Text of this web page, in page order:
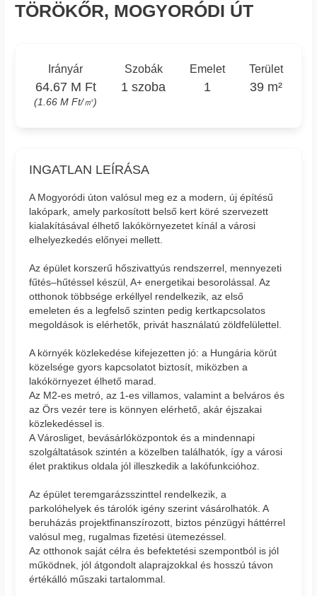
TÖRÖKŐR, MOGYORÓDI ÚT
Irányár
64.67 M Ft
(1.66 M Ft/㎡)
Szobák
1 szoba
Emelet
1
Terület
39 m²
INGATLAN LEÍRÁSA
A Mogyoródi úton valósul meg ez a modern, új építésű
lakópark, amely parkosított belső kert köré szervezett
kialakításával élhető lakókörnyezetet kínál a városi
elhelyezkedés előnyei mellett.
Az épület korszerű hőszivattyús rendszerrel, mennyezeti
fűtés–hűtéssel készül, A+ energetikai besorolással. Az
otthonok többsége erkéllyel rendelkezik, az első
emeleten és a legfelső szinten pedig kertkapcsolatos
megoldások is elérhetők, privát használatú zöldfelülettel.
A környék közlekedése kifejezetten jó: a Hungária körút
közelsége gyors kapcsolatot biztosít, miközben a
lakókörnyezet élhető marad.
Az M2-es metró, az 1-es villamos, valamint a belváros és
az Örs vezér tere is könnyen elérhető, akár éjszakai
közlekedéssel is.
A Városliget, bevásárlóközpontok és a mindennapi
szolgáltatások szintén a közelben találhatók, így a városi
élet praktikus oldala jól illeszkedik a lakófunkcióhoz.
Az épület teremgarázsszinttel rendelkezik, a
parkolóhelyek és tárolók igény szerint vásárolhatók. A
beruházás projektfinanszírozott, biztos pénzügyi háttérrel
valósul meg, rugalmas fizetési ütemezéssel.
Az otthonok saját célra és befektetési szempontból is jól
működnek, jól átgondolt alaprajzokkal és hosszú távon
értékálló műszaki tartalommal.